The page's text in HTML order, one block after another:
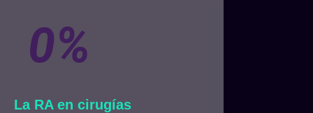
0%
La RA en cirugías